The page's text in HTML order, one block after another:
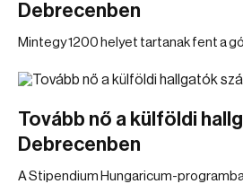
Debrecenben
Mintegy 1200 helyet tartanak fent a
Tovább nő a külföldi
Debrecenben
A Stipendium Hungaricum-